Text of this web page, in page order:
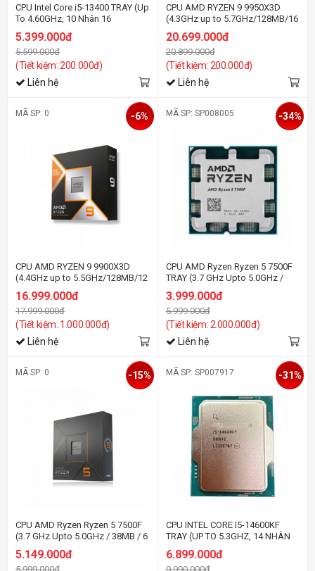
CPU Intel Core i5-13400 TRAY (Up
To 4.60GHz, 10 Nhân 16
Luồng,18MB Cache, Raptor
Lake)
5.399.000đ
5.599.000đ
(Tiết kiệm: 200.000đ)
Liên hệ
CPU AMD RYZEN 9 9950X3D
(4.3GHz up to 5.7GHz/128MB/16
cores 32 threads/Socket AM5)
20.699.000đ
20.899.000đ
(Tiết kiệm: 200.000đ)
Liên hệ
MÃ SP: 0
CPU AMD RYZEN 9 9900X3D
(4.4GHz up to 5.5GHz/128MB/12
16.999.000đ
17.999.000đ
(Tiết kiệm: 1.000.000đ)
-6%
Liên hệ
MÃ SP: SP008005
CPU AMD Ryzen Ryzen 5 7500F
TRAY (3.7 GHz Upto 5.0GHz /
65W / Socket AM5)
3.999.000đ
5.999.000đ
(Tiết kiệm: 2.000.000đ)
-34%
Liên hệ
MÃ SP: 0
CPU AMD Ryzen Ryzen 5 7500F
(3.7 GHz Upto 5.0GHz / 38MB / 6
Cores, 12 Threads / 65W /
Socket AM5)
5.149.000đ
-15% MÃ SP: SP007917
CPU INTEL CORE I5-14600KF
TRAY (UP TO 5.3GHZ, 14 NHÂN
20 LUỒNG, 24MB CACHE, 125W)
- SOCKET INTEL LGA
6.899.000đ
-31%